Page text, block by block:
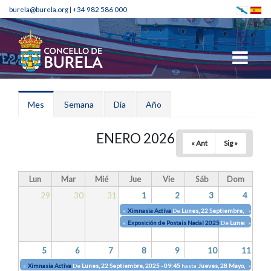
burela@burela.org| +34 982 586 000
Solapas principales
Mes (solapaSemana Día Año
ENERO 2026 « Ant Sig »
Lun Mar Mié Jue Vie Sáb
Dom
29
30 31 1 2 3 4
« Ximnasia Activa De Lunes, 22 Septiembre, 2025 -
»
« Exposición de Postais Nadal 2025 De Lunes, 22
»
5 6 7 8 9 10 11
« Ximnasia Activa De Lunes, 22 Septiembre, 2025 - 09:45 hasta Jueves, 28 Mayo, 2026 -
»